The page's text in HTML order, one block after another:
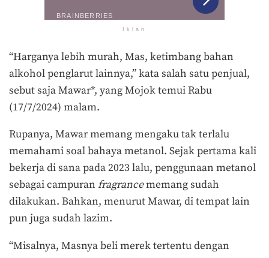
Iklan
“Harganya lebih murah, Mas, ketimbang bahan
alkohol penglarut lainnya,” kata salah satu penjual,
sebut saja Mawar*, yang Mojok temui Rabu
(17/7/2024) malam.
Rupanya, Mawar memang mengaku tak terlalu
memahami soal bahaya metanol. Sejak pertama kali
bekerja di sana pada 2023 lalu, penggunaan metanol
sebagai campuran fragrancememang sudah
dilakukan. Bahkan, menurut Mawar, di tempat lain
pun juga sudah lazim.
“Misalnya, Masnya beli merek tertentu dengan